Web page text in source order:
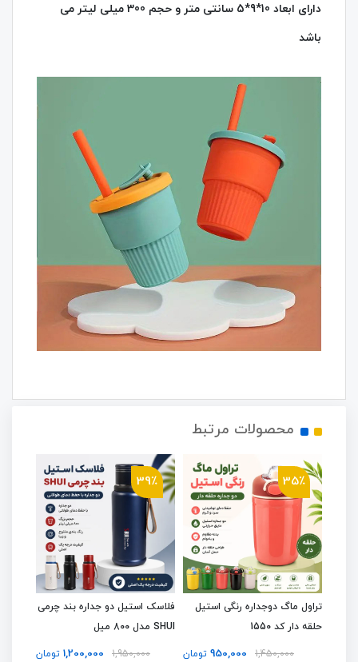
دارای ابعاد 10*9*5 سانتی متر و حجم 300 میلی لیتر می
باشد
محصولات مرتبط
تراول ماگ دوجداره رنگی استیل
حلقه دار کد 1550
1,450,000
35٪
950,000 تومان
فلاسک استیل دو جداره بند چرمی
SHUI مدل 800 میل
1,950,000
39٪
1,200,000 تومان